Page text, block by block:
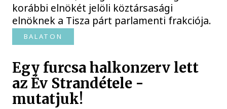
korábbi elnökét jelöli köztársasági
elnöknek a Tisza párt parlamenti frakciója.
BALATON
Egy furcsa halkonzerv lett
az Év Strandétele -
mutatjuk!